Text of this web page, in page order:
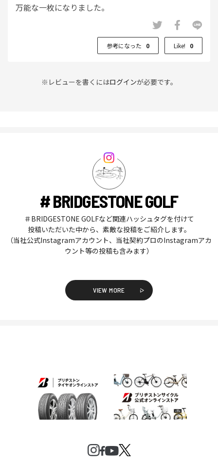
万能な一枚になりました。
参考になった 0 Like! 0
※レビューを書くにはログインが必要です。
# BRIDGESTONE GOLF
＃BRIDGESTONE GOLFなど関連ハッシュタグを付けて
投稿いただいた中から、素敵な投稿をご紹介します。
（当社公式Instagramアカウント、当社契約プロのInstagramアカ
ウント等の投稿も含みます）
VIEW MORE